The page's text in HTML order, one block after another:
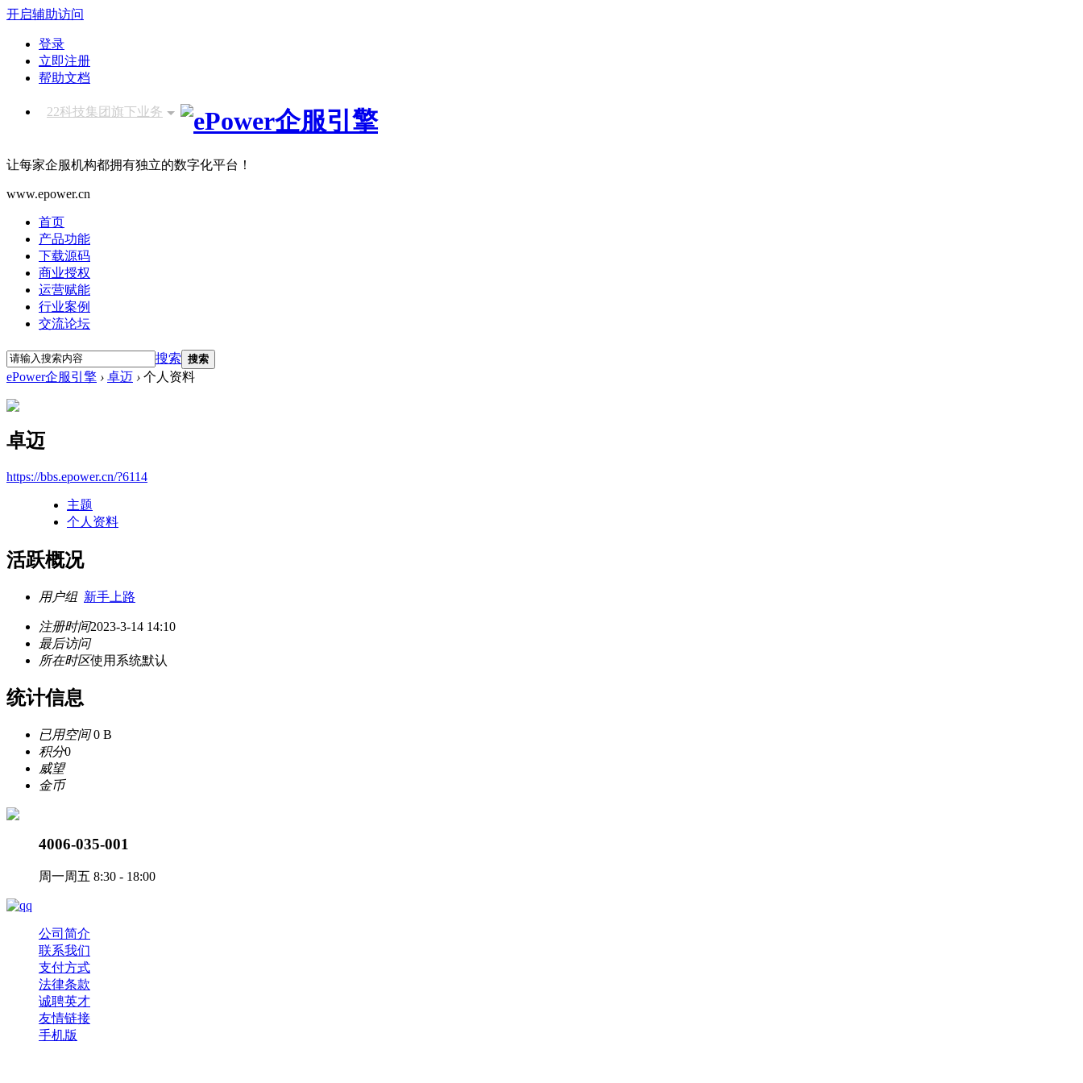
开启辅助访问
登录
立即注册
帮助文档
22科技集团旗下业务
让每家企服机构都拥有独立的数字化平台！
www.epower.cn
首页
产品功能
下载源码
商业授权
运营赋能
行业案例
交流论坛
搜索 搜索
ePower企服引擎 › 卓迈 › 个人资料
卓迈
https://bbs.epower.cn/?6114
主题
个人资料
活跃概况
用户组 新手上路
注册时间2023-3-14 14:10
最后访问
所在时区使用系统默认
统计信息
已用空间0 B
积分0
威望
金币
4006-035-001
周一周五 8:30 - 18:00
公司简介
联系我们
支付方式
法律条款
诚聘英才
友情链接
手机版